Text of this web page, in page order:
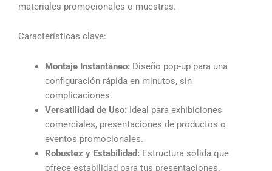
materiales promocionales o muestras.
Características clave:
Montaje Instantáneo: Diseño pop-up para una
configuración rápida en minutos, sin
complicaciones.
Versatilidad de Uso: Ideal para exhibiciones
comerciales, presentaciones de productos o
eventos promocionales.
Robustez y Estabilidad: Estructura sólida que
ofrece estabilidad para tus presentaciones.